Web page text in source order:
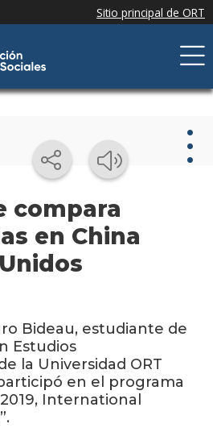
compara
en China
Bideau, estudiante de
Estudios
la Universidad ORT
en el programa
International